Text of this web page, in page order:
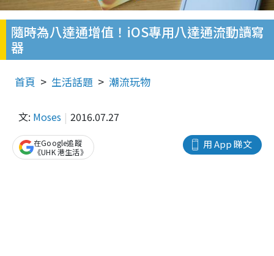
隨時為八達通增值！iOS專用八達通流動讀寫
器
首頁 生活話題 潮流玩物
文: Moses 2016.07.27
用 App 睇文
在Google追蹤
《UHK 港生活》